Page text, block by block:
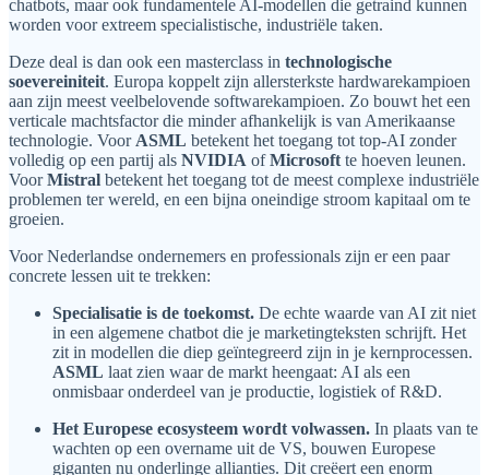
chatbots, maar ook fundamentele AI-modellen die getraind kunnen
worden voor extreem specialistische, industriële taken.
Deze deal is dan ook een masterclass in technologische
soevereiniteit. Europa koppelt zijn allersterkste hardwarekampioen
aan zijn meest veelbelovende softwarekampioen. Zo bouwt het een
verticale machtsfactor die minder afhankelijk is van Amerikaanse
technologie. Voor ASML betekent het toegang tot top-AI zonder
volledig op een partij als NVIDIA ofMicrosoft te hoeven leunen.
VoorMistral betekent het toegang tot de meest complexe industriële
problemen ter wereld, en een bijna oneindige stroom kapitaal om te
groeien.
Voor Nederlandse ondernemers en professionals zijn er een paar
concrete lessen uit te trekken:
Specialisatie is de toekomst. De echte waarde van AI zit niet
in een algemene chatbot die je marketingteksten schrijft. Het
zit in modellen die diep geïntegreerd zijn in je kernprocessen.
ASML laat zien waar de markt heengaat: AI als een
onmisbaar onderdeel van je productie, logistiek of R&D.
Het Europese ecosysteem wordt volwassen. In plaats van te
wachten op een overname uit de VS, bouwen Europese
giganten nu onderlinge allianties. Dit creëert een enorm